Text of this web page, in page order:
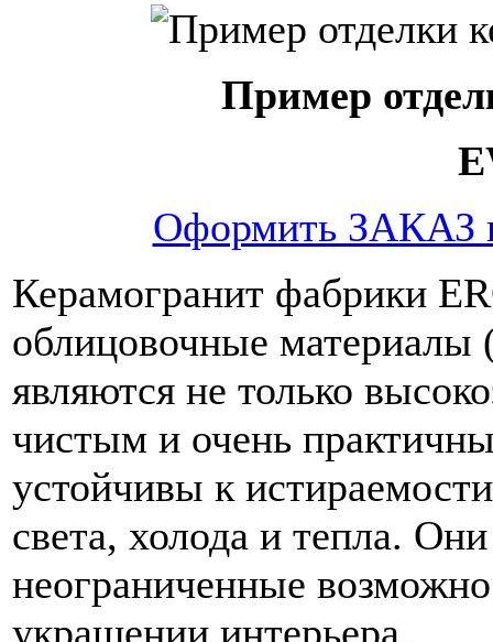
Пример
Оформить ЗАКАЗ
Керамогранит фабрики
облицовочные материалы
являются не только
чистым и очень
устойчивы к
света, холода и тепла.
неограниченные
украшении интерьера.